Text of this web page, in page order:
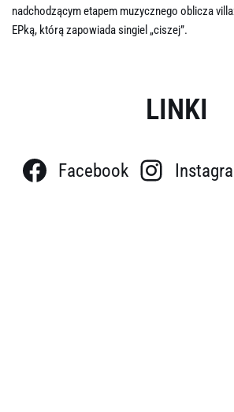
nadchodzącym etapem muzycznego oblicza
EPką, którą zapowiada singiel „ciszej”.
LINKI
Facebook